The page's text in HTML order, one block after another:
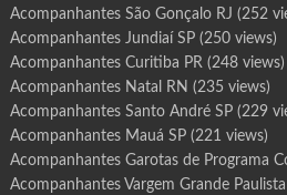
d
e
n
t
e
P
u
e
t
e
S
P
Acompanhantes São Gonçalo RJ (252
Acompanhantes Jundiaí SP(250 views)
Acompanhantes Curitiba PR(248 views)
Acompanhantes Natal RN (235 views)
Acompanhantes Santo André SP(229
Acompanhantes Mauá SP(221 views)
Acompanhantes Garotas de Programa
Acompanhantes Vargem Grande Paulista